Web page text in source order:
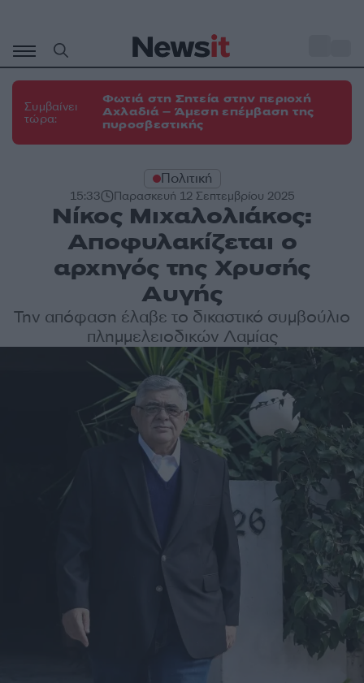
περιεχόμενο
Συμβαίνει
τώρα:
Φωτιά στη Σητεία στην περιοχή
Αχλαδιά – Άμεση επέμβαση της
πυροσβεστικής
Πολιτική
15:33 Παρασκευή 12 Σεπτεμβρίου 2025
Νίκος Μιχαλολιάκος:
Αποφυλακίζεται ο
αρχηγός της Χρυσής
Αυγής
Την απόφαση έλαβε το δικαστικό συμβούλιο
πλημμελειοδικών Λαμίας